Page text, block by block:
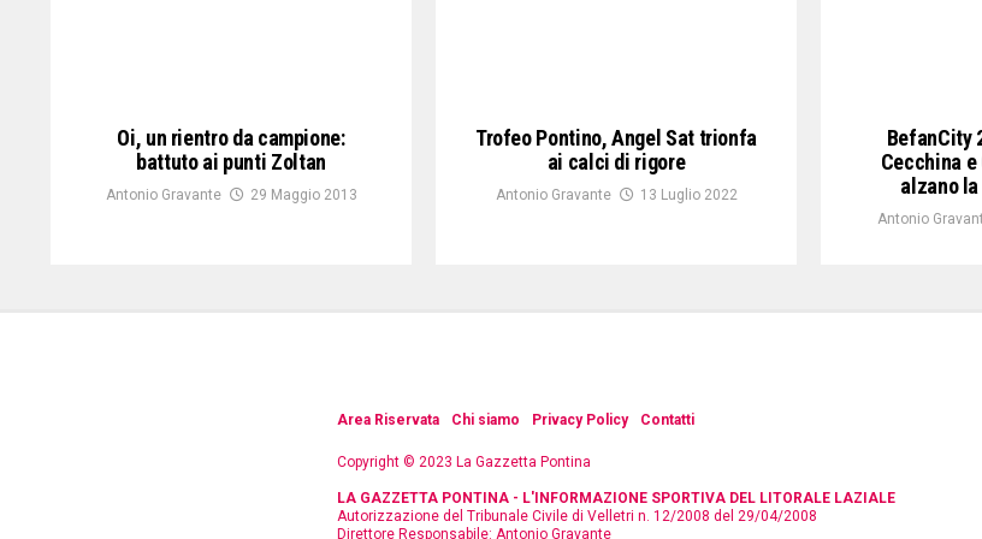
Oi, un rientro da campione:
battuto ai punti Zoltan
Antonio Gravante 29 Maggio 2013
Trofeo Pontino, Angel Sat trionfa
ai calci di rigore
Antonio Gravante 13 Luglio 2022
BefanCity
Cecchina
alzano
Antonio
Area Riservata Chi siamo Privacy Policy Contatti
Copyright © 2023 La Gazzetta Pontina
LA GAZZETTA PONTINA - L'INFORMAZIONE SPORTIVA DEL LITORALE LAZIALE
Autorizzazione del Tribunale Civile di Velletri n. 12/2008 del 29/04/2008
Direttore Responsabile: Antonio Gravante